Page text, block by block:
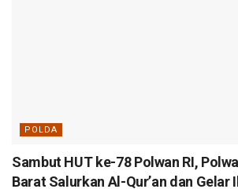
POLDA
Sambut HUT ke-78 Polwan RI,
Barat Salurkan Al-Qur’an dan Gelar